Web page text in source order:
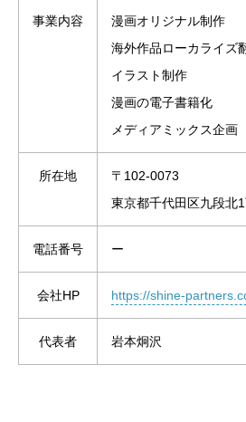
事業内容
漫画オリジナル制作
海外作品ローカライズ
イラスト制作
漫画の電子書籍化
メディアミックス企画
所在地
〒102-0073
東京都千代田区九段北
電話番号 ー
会社HP https://shine-
代表者 岩本炯沢